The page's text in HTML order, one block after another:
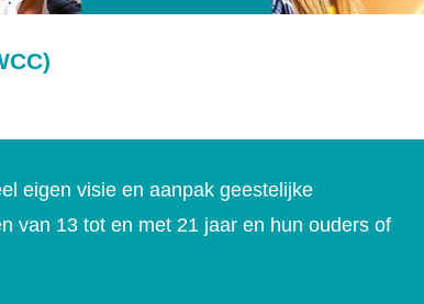
eigen visie en aanpak geestelijke
van 13 tot en met 21 jaar en hun ouders of